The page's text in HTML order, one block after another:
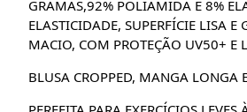
GRAMAS,92% POLIAMIDA E 8%
ELASTICIDADE, SUPERFÍCIE LISA
MACIO, COM PROTEÇÃO UV50+ E
BLUSA CROPPED, MANGA LONGA